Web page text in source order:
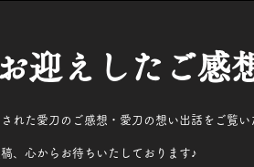
迎えしたご感
れた愛刀のご感想・愛刀の想い出話をご覧い
稿、心からお待ちいたしております♪